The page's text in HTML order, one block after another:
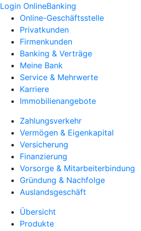
Login OnlineBanking
Online-Geschäftsstelle
Privatkunden
Firmenkunden
Banking & Verträge
Meine Bank
Service & Mehrwerte
Karriere
Immobilienangebote
Zahlungsverkehr
Vermögen & Eigenkapital
Versicherung
Finanzierung
Vorsorge & Mitarbeiterbindung
Gründung & Nachfolge
Auslandsgeschäft
Übersicht
Produkte